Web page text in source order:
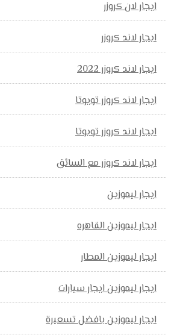
ايجار لان كروزر
ايجار لاند كروزر
ايجار لاند كروزر 2022
ايجار لاند كروزر تويوتا
ايجار لاند كروزر تويوتا
ايجار لاند كروزر مع السائق
ايجار ليموزين
ايجار ليموزين القاهره
ايجار ليموزين المطار
ايجار ليموزين ايجار سيارات
ايجار ليموزين بافضل تسعيرة